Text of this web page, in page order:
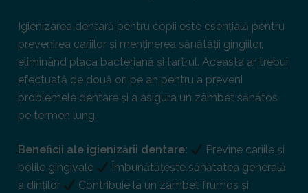
Igienizarea dentară pentru copii este esențială pentru
prevenirea cariilor și menținerea sănătății gingiilor,
eliminând placa bacteriană și tartrul. Aceasta ar trebui
efectuată de două ori pe an pentru a preveni
problemele dentare și a asigura un zâmbet sănătos
pe termen lung.
Beneficii ale igienizării dentare:
Previne cariile și
bolile gingivale
Îmbunătățește sănătatea generală
a dinților
Contribuie la un zâmbet frumos și